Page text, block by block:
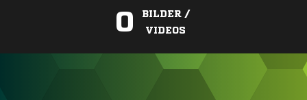
0
BILDER /
VIDEOS